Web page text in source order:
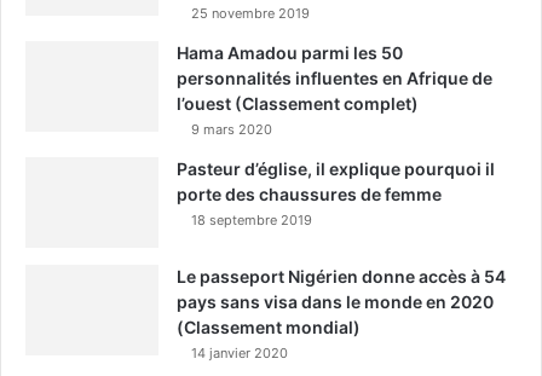
25 novembre 2019
Hama Amadou parmi les 50
personnalités influentes en Afrique de
l’ouest (Classement complet)
9 mars 2020
Pasteur d’église, il explique pourquoi il
porte des chaussures de femme
18 septembre 2019
Le passeport Nigérien donne accès à 54
pays sans visa dans le monde en 2020
(Classement mondial)
14 janvier 2020